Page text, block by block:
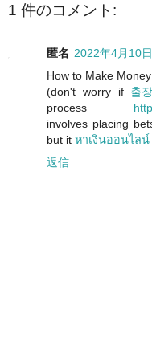
1 件のコメント:
匿名 2022年4月10
How to Make
(don't worry if 출
process
involves placing
but it หาเงินออนไลน์
返信